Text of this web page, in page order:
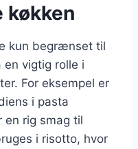
køkken
kun begrænset til
en vigtig rolle i
For eksempel er
i pasta
en rig smag til
i risotto, hvor